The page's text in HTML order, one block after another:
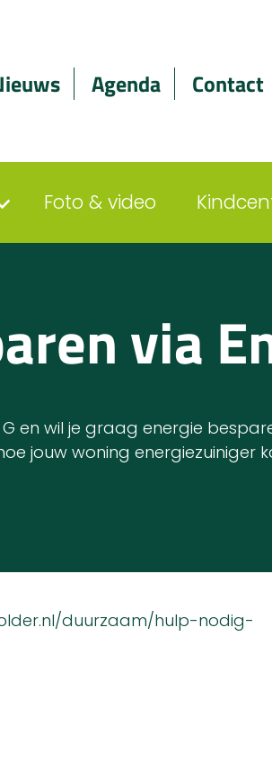
Agenda Contact
Foto & video
via
en wil je graag energie
jouw woning
duurzaam/hulp-nodig-